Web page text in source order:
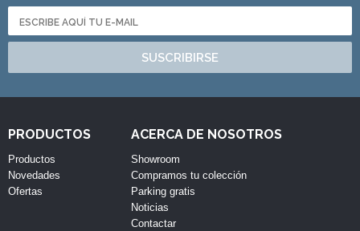
SUSCRIBIRSE
PRODUCTOS
Productos
Novedades
Ofertas
ACERCA DE NOSOTROS
Showroom
Compramos tu colección
Parking gratis
Noticias
Contactar